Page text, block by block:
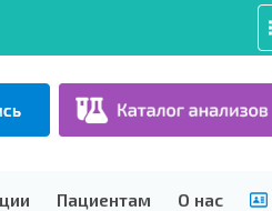
Пациентам О нас